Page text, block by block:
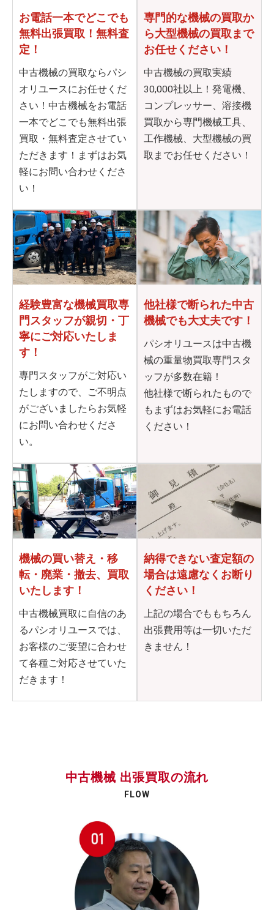
お電話一本でどこでも
無料出張買取！無料査
定！
中古機械の買取ならパシ
オリユースにお任せくだ
さい！中古機械をお電話
一本でどこでも無料出張
買取・無料査定させてい
ただきます！まずはお気
軽にお問い合わせくださ
い！
専門的な機械の買取か
ら大型機械の買取まで
お任せください！
中古機械の買取実績
30,000社以上！発電機、
コンプレッサー、溶接機
買取から専門機械工具、
工作機械、大型機械の買
取までお任せください！
経験豊富な機械買取専
門 スタッフが親切・丁
寧にご対応いたしま
す！
専門スタッフがご対応い
たしますので、ご不明点
がございましたらお気軽
にお問い合わせくださ
い。
他社様で断られた中古
機械でも大丈夫です！
パシオリユースは中古機
械の重量物買取専門スタ
ッフが多数在籍！
他社様で断られたもので
もまずはお気軽にお電話
ください！
機械の買い替え・移
転・ 廃業・撤去、買取
いたします！
中古機械買取に自信のあ
るパシオリユースでは、
お客様のご要望に合わせ
て各種ご対応させていた
だきます！
納得できない査定額の
場合は遠慮なくお断り
ください！
上記の場合でももちろん
出張費用等は一切いただ
きません！
中古機械 出張買取の流れ
FLOW